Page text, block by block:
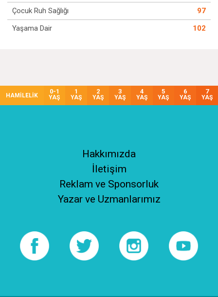
Çocuk Ruh Sağlığı
97
Yaşama Dair
102
HAMİLELİK
0-1
YAŞ
1
YAŞ
2
YAŞ
3
YAŞ
4
YAŞ
5
YAŞ
6
YAŞ
7
YAŞ
Hakkımızda
İletişim
Reklam ve Sponsorluk
Yazar ve Uzmanlarımız